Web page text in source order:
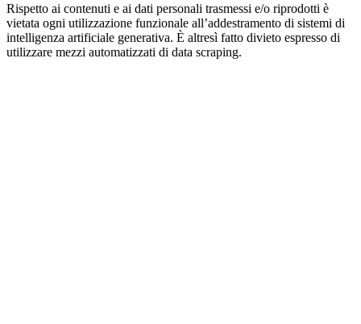
Rispetto ai contenuti e ai dati personali trasmessi e/o riprodotti è
vietata ogni utilizzazione funzionale all’addestramento di sistemi di
intelligenza artificiale generativa. È altresì fatto divieto espresso di
utilizzare mezzi automatizzati di data scraping.